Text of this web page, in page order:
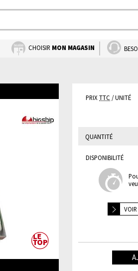
CHOISIR MON MAGASIN
PRIXTTC / UNITÉ
QUANTITÉ
DISPONIBILITÉ